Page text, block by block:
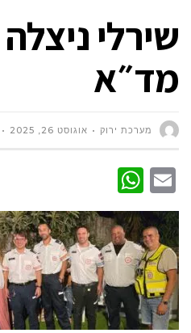
שירלי
מד״א
מערכת ירוק אוגוסט 26, 2025
Email